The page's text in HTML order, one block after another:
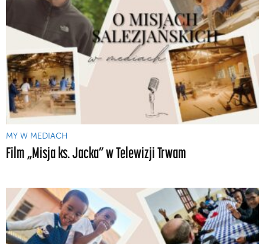
MY W MEDIACH
Film „Misja ks. Jacka” w Telewizji Trwam